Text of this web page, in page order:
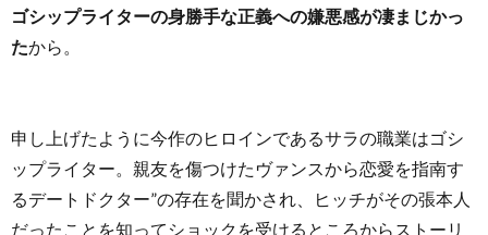
ゴシップライターの身勝手な正義への嫌悪感が凄まじかっ
たから。
申し上げたように今作のヒロインであるサラの職業はゴシ
ップライター。親友を傷つけたヴァンスから恋愛を指南す
るデートドクター”の存在を聞かされ、ヒッチがその張本人
だったことを知ってショックを受けるところからストーリ